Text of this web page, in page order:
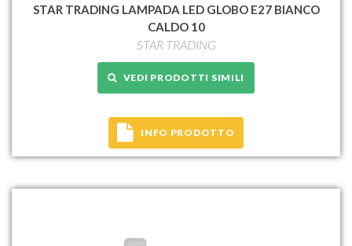
STAR TRADING LAMPADA LED GLOBO E27 BIANCO
CALDO 10
STAR TRADING
VEDI PRODOTTI SIMILI
INFO PRODOTTO